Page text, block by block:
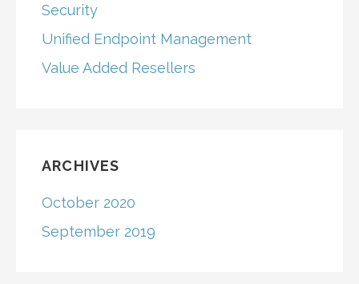
Security
Unified Endpoint Management
Value Added Resellers
ARCHIVES
October 2020
September 2019